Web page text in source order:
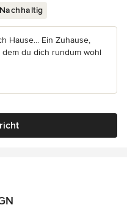
Nachhaltig
Hause... Ein Zuhause,
du dich rundum wohl